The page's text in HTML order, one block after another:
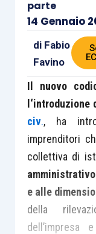
parte
14 Gennaio
di Fabio
Favino
Il nuovo
l‘introduzione
civ., ha
imprenditori
collettiva di
e alle
della
dell’impresa